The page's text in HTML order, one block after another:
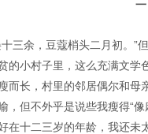
一
三余，豆蔻梢头二月初。”
小村子里，这么充满文学
而长，村里的邻居偶尔和母
但不外乎是说些我瘦得“像
在十二三岁的年龄，我还